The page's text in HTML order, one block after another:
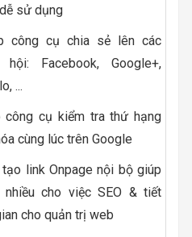
sử dụng
công cụ chia sẻ lên các
Facebook, Google+,
...
công cụ kiểm tra thứ hạng
cùng lúc trên Google
link Onpage nội bộ giúp
cho việc SEO & tiết
cho quản trị web